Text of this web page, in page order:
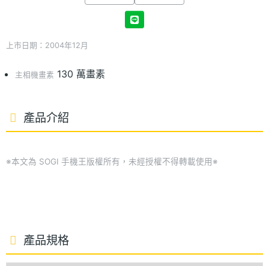
上市日期：2004年12月
主相機畫素 130 萬畫素
產品介紹
※本文為 SOGI 手機王版權所有，未經授權不得轉載使用※
產品規格